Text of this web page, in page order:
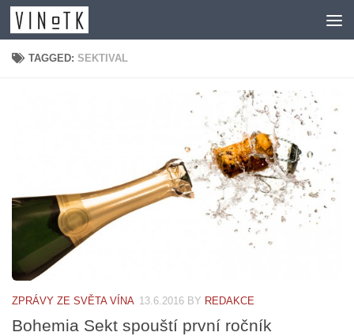
Skip to content
TAGGED:SEKTIVAL
ZPRÁVY ZE SVĚTA VÍNA 13.6.2016 BY REDAKCE
Bohemia Sekt spouští první ročník